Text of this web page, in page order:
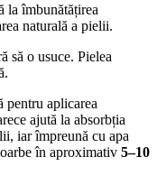
la îmbunătățirea
naturală a pielii.
să o usuce. Pielea
pentru aplicarea
ajută la absorbția
iar împreună cu apa
în aproximativ 5–10